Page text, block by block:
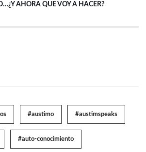
AHORA QUE VOY A HACER?
#austimo #austimspeaks
#auto-conocimiento